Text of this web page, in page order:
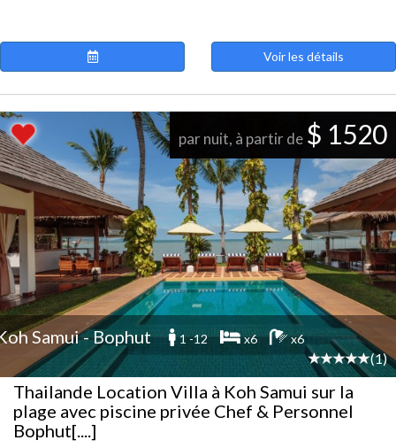
Voir les détails
par nuit, à partir de $ 1520
Samui - Bophut 1 -12 x6 x6
(1)
Thailande Location Villa à Koh Samui sur la
plage avec piscine privée Chef & Personnel
Bophut[....]